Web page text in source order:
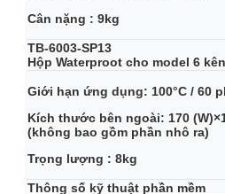
Cân nặng : 9kg
TB-6003-SP13
Hộp Waterproot cho model 6
Giới hạn ứng dụng: 100°C / 60
Kích thước bên ngoài: 170
(không bao gồm phần nhô ra)
Trọng lượng : 8kg
Thông số kỹ thuật phần mềm